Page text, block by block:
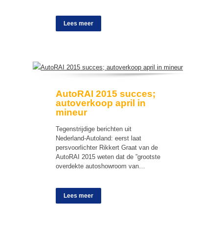
Lees meer
AutoRAI 2015 succes;
autoverkoop april in
mineur
Tegenstrijdige berichten uit
Nederland-Autoland: eerst laat
persvoorlichter Rikkert Graat van de
AutoRAI 2015 weten dat de ”grootste
overdekte autoshowroom van…
Lees meer